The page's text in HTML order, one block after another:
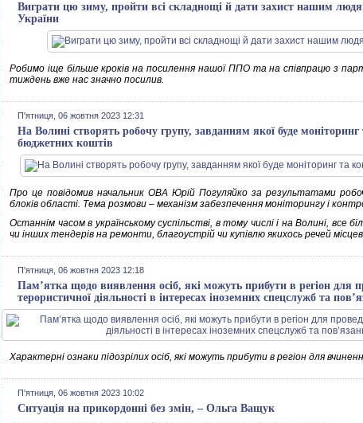
Виграти цю зиму, пройти всі складнощі й дати захист нашим
України
Робимо іще більше кроків на посилення нашої ППО та на співпрацю з
тиждень вже нас значно посилив.
П'ятниця, 06 жовтня 2023 12:31
На Волині створять робочу групу, завданням якої буде
бюджетних коштів
Про це повідомив начальник ОВА Юрій Погуляйко за результатами
блоків області. Тема розмови – механізм забезпечення моніторингу і
Останнім часом в українському суспільстві, в тому числі і на Волині,
чи інших тендерів на ремонти, благоустрій чи купівлю якихось речей
П'ятниця, 06 жовтня 2023 12:18
Пам’ятка щодо виявлення осіб, які можуть прибути в регіон для
терористичної діяльності в інтересах іноземних спецслужб та
Характерні ознаки підозрілих осіб, які можуть прибути в регіон для
П'ятниця, 06 жовтня 2023 10:02
Ситуація на прикордонні без змін, – Ольга Ващук